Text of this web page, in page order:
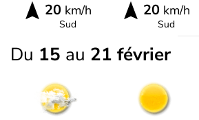
20km/h
Sud
20km/h
Sud
Du 15 au 21 février